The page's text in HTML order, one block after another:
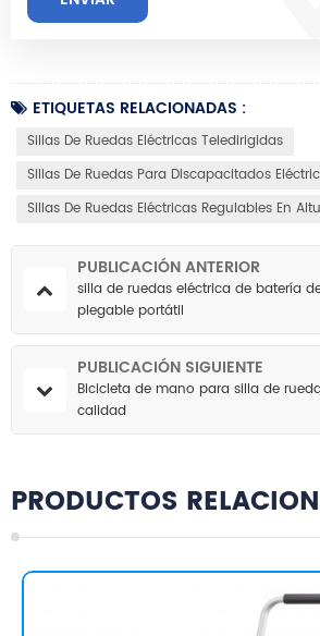
ETIQUETAS RELACIONADAS :
Sillas De Ruedas Eléctricas Teledirigidas
Sillas De Ruedas Para Discapacitados
Sillas De Ruedas Eléctricas Regulables En
PUBLICACIÓN ANTERIOR
silla de ruedas eléctrica de batería
plegable portátil
PUBLICACIÓN SIGUIENTE
Bicicleta de mano para silla de
calidad
PRODUCTOS